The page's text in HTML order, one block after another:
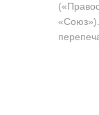
«Союз»).